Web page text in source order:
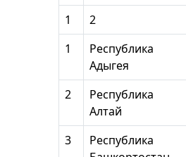
1 2
1
Республика
Адыгея
2
Республика
Алтай
3
Республика